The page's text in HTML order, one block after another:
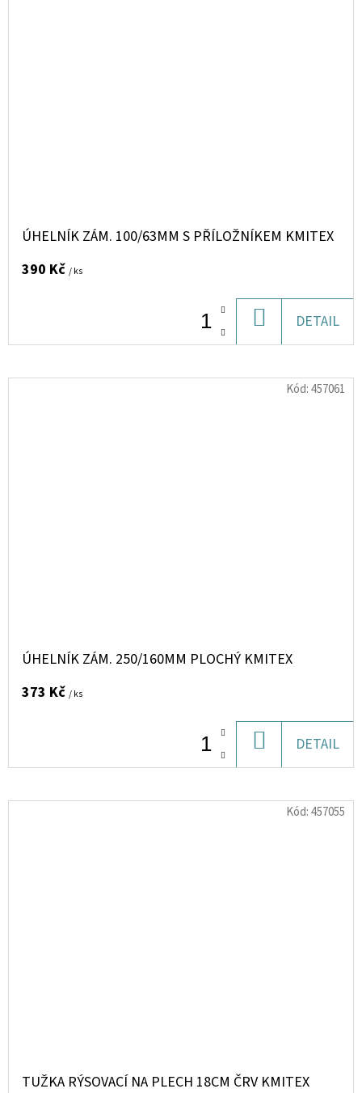
ÚHELNÍK ZÁM. 100/63MM S PŘÍLOŽNÍKEM KMITEX
390 Kč / ks
KOŠÍKU
DETAIL
ÚHELNÍK ZÁM. 250/160MM PLOCHÝ KMITEX
373 Kč / ks
KOŠÍKU
DETAIL
Kód:457061
TUŽKA RÝSOVACÍ NA PLECH 18CM ČRV KMITEX
Kód:457055